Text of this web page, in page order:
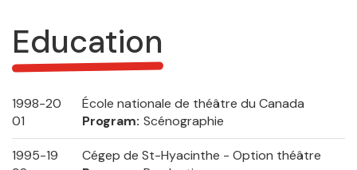
Education
1998-20
01
École nationale de théâtre du Canada
Program Scénographie
1995-19
Cégep de St-Hyacinthe - Option théâtre